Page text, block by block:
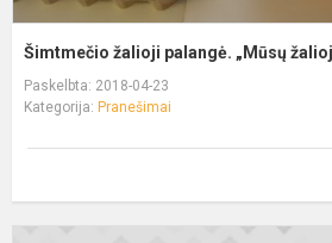
Šimtmečio žalioji palangė. „Mūsų
Paskelbta: 2018-04-23
Kategorija: Pranešimai